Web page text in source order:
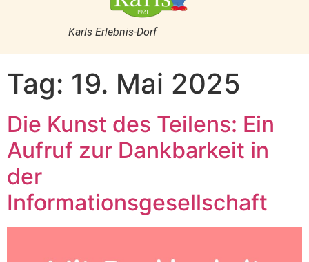
Karls Erlebnis-Dorf
Tag: 19. Mai 2025
Die Kunst des Teilens: Ein
Aufruf zur Dankbarkeit in
der
Informationsgesellschaft